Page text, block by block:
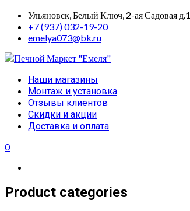
Skip
content
Ульяновск, Белый Ключ, 2-ая Садовая д.1
+7 (937) 032-19-20
emelya073@bk.ru
Primary
Menu
Наши магазины
Монтаж и установка
Отзывы клиентов
Скидки и акции
Доставка и оплата
0
Product categories